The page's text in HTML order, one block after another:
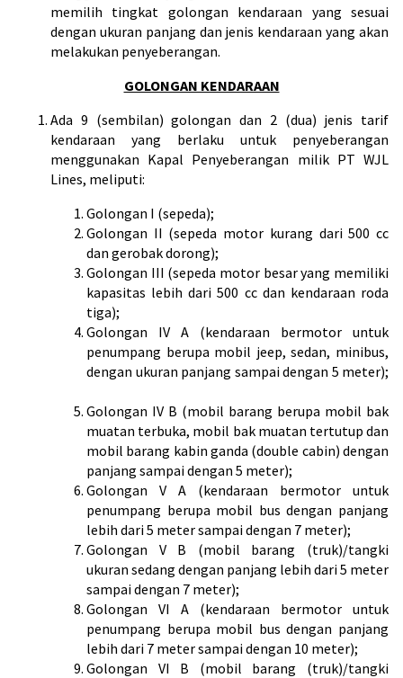
memilih tingkat golongan kendaraan yang sesuai
dengan ukuran panjang dan jenis kendaraan yang akan
melakukan penyeberangan.
GOLONGAN KENDARAAN
Ada 9 (sembilan) golongan dan 2 (dua) jenis tarif
kendaraan yang berlaku untuk penyeberangan
menggunakan Kapal Penyeberangan milik PT WJL
Lines, meliputi:
Golongan I (sepeda);
Golongan II (sepeda motor kurang dari 500 cc
dan gerobak dorong);
Golongan III (sepeda motor besar yang memiliki
kapasitas lebih dari 500 cc dan kendaraan roda
tiga);
Golongan IV A (kendaraan bermotor untuk
penumpang berupa mobil jeep, sedan, minibus,
dengan ukuran panjang sampai dengan 5 meter);
Golongan IV B (mobil barang berupa mobil bak
muatan terbuka, mobil bak muatan tertutup dan
mobil barang kabin ganda (double cabin) dengan
panjang sampai dengan 5 meter);
Golongan V A (kendaraan bermotor untuk
penumpang berupa mobil bus dengan panjang
lebih dari 5 meter sampai dengan 7 meter);
Golongan V B (mobil barang (truk)/tangki
ukuran sedang dengan panjang lebih dari 5 meter
sampai dengan 7 meter);
Golongan VI A (kendaraan bermotor untuk
penumpang berupa mobil bus dengan panjang
lebih dari 7 meter sampai dengan 10 meter);
Golongan VI B (mobil barang (truk)/tangki